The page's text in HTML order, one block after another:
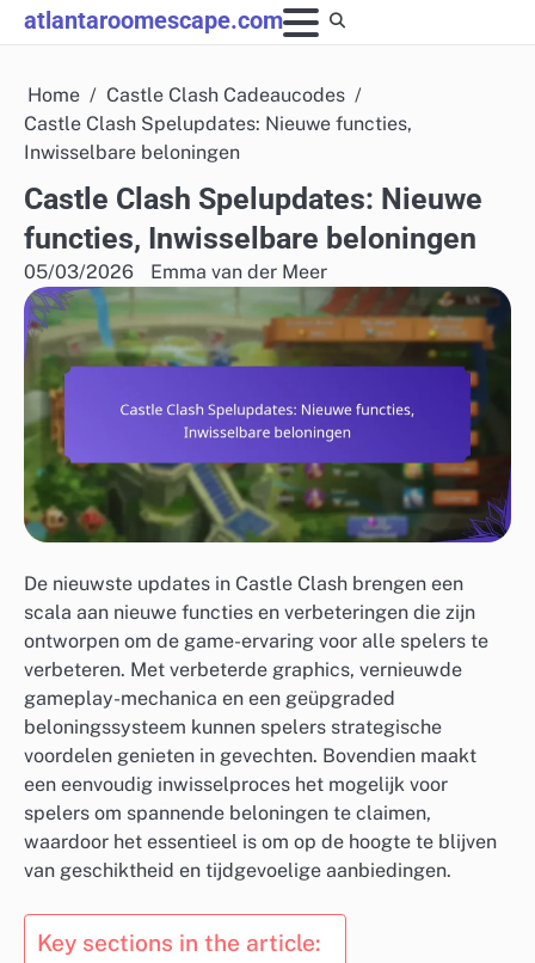
Skip
to
atlantaroomescape.com
Home
Castle Clash Cadeaucodes
Castle Clash Spelupdates: Nieuwe functies,
Inwisselbare beloningen
Castle Clash Spelupdates: Nieuwe
functies, Inwisselbare beloningen
05/03/2026 Emma van der Meer
De nieuwste updates in Castle Clash brengen een
scala aan nieuwe functies en verbeteringen die zijn
ontworpen om de game-ervaring voor alle spelers te
verbeteren. Met verbeterde graphics, vernieuwde
gameplay-mechanica en een geüpgraded
beloningssysteem kunnen spelers strategische
voordelen genieten in gevechten. Bovendien maakt
een eenvoudig inwisselproces het mogelijk voor
spelers om spannende beloningen te claimen,
waardoor het essentieel is om op de hoogte te blijven
van geschiktheid en tijdgevoelige aanbiedingen.
Key sections in the article: